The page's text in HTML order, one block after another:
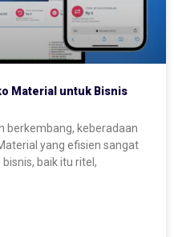
Material untuk Bisnis
berkembang, keberadaan
yang efisien sangat
baik itu ritel,